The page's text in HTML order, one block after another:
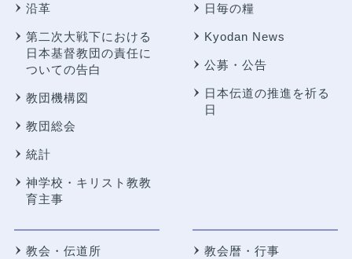
沿革
第二次大戦下における
日本基督教団の責任に
ついての告白
教団機構図
教団総会
統計
神学校・キリスト教教
育主事
日毎の糧
Kyodan News
公募・公告
日本伝道の推進を祈る
日
教会・伝道所 教会暦・行事